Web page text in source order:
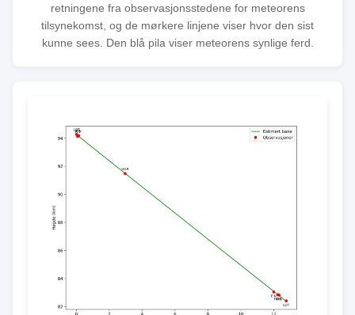
retningene fra observasjonsstedene for meteorens
tilsynekomst, og de mørkere linjene viser hvor den sist
kunne sees. Den blå pila viser meteorens synlige ferd.